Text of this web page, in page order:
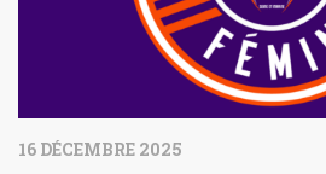
16 DÉCEMBRE 2025